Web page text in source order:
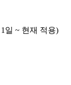
일 ~ 현재 적용)